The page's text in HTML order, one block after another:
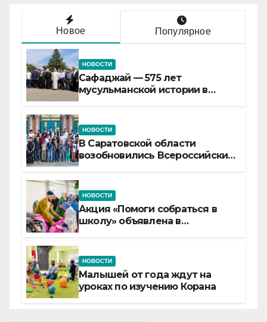
Новое Популярное
НОВОСТИ
Сафаджай — 575 лет
мусульманской истории в
НОВОСТИ
В Саратовской области
возобновились Всероссийские
НОВОСТИ
Акция «Помоги собраться в
школу» объявлена в
НОВОСТИ
Малышей от года ждут на
уроках по изучению Корана